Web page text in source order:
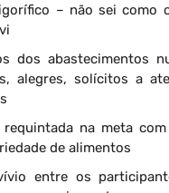
– não sei como
dos abastecimentos
alegres, solícitos a
requintada na meta
de alimentos
entre os